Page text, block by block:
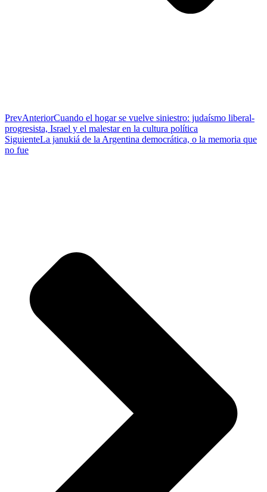
PrevAnteriorCuando el hogar se vuelve siniestro: judaísmo liberal-
progresista, Israel y el malestar en la cultura política
SiguienteLa janukiá de la Argentina democrática, o la memoria que
no fue